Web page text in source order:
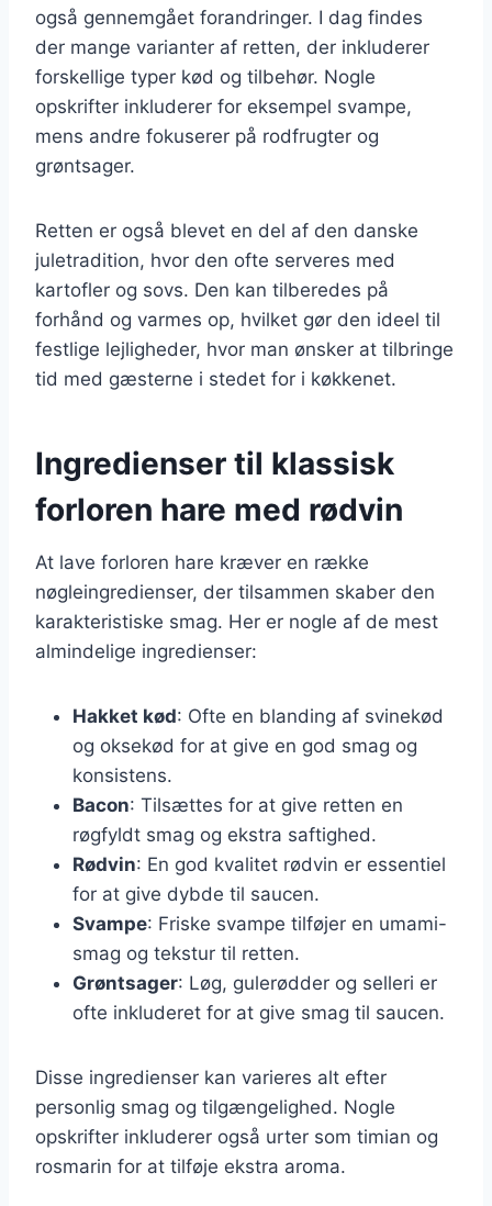
også gennemgået forandringer. I dag findes
der mange varianter af retten, der inkluderer
forskellige typer kød og tilbehør. Nogle
opskrifter inkluderer for eksempel svampe,
mens andre fokuserer på rodfrugter og
grøntsager.
Retten er også blevet en del af den danske
juletradition, hvor den ofte serveres med
kartofler og sovs. Den kan tilberedes på
forhånd og varmes op, hvilket gør den ideel til
festlige lejligheder, hvor man ønsker at tilbringe
tid med gæsterne i stedet for i køkkenet.
Ingredienser til klassisk
forloren hare med rødvin
At lave forloren hare kræver en række
nøgleingredienser, der tilsammen skaber den
karakteristiske smag. Her er nogle af de mest
almindelige ingredienser:
Hakket kød: Ofte en blanding af svinekød
og oksekød for at give en god smag og
konsistens.
Bacon: Tilsættes for at give retten en
røgfyldt smag og ekstra saftighed.
Rødvin: En god kvalitet rødvin er essentiel
for at give dybde til saucen.
Svampe: Friske svampe tilføjer en umami-
smag og tekstur til retten.
Grøntsager: Løg, gulerødder og selleri er
ofte inkluderet for at give smag til saucen.
Disse ingredienser kan varieres alt efter
personlig smag og tilgængelighed. Nogle
opskrifter inkluderer også urter som timian og
rosmarin for at tilføje ekstra aroma.